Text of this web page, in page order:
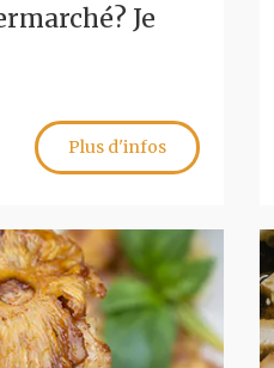
Je
Plus d'infos